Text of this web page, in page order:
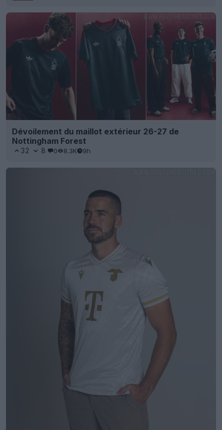
Dévoilement du maillot extérieur 26-27 de
Nottingham Forest
32 8 0 8.3K 9h